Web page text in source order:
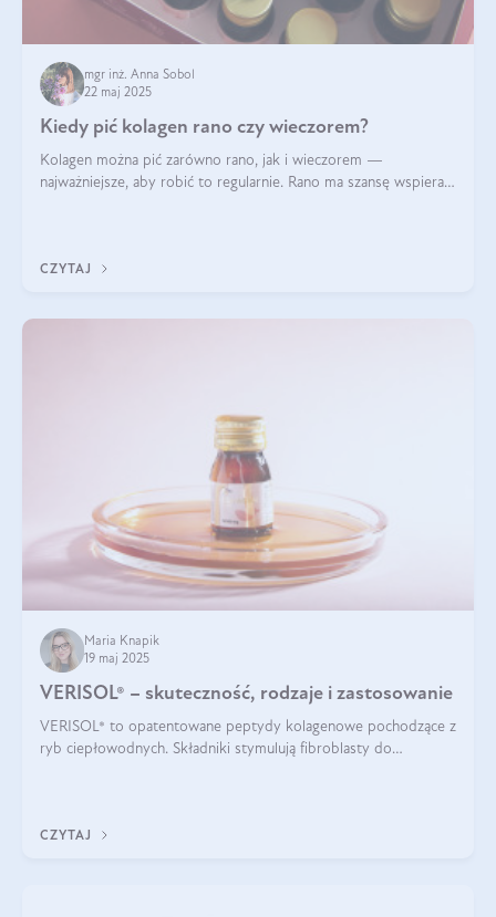
mgr inż. Anna Sobol
22 maj 2025
Kiedy pić kolagen rano czy wieczorem?
Kolagen można pić zarówno rano, jak i wieczorem —
najważniejsze, aby robić to regularnie. Rano ma szansę wspierać
CZYTAJ
Maria Knapik
19 maj 2025
VERISOL® – skuteczność, rodzaje i zastosowanie
VERISOL® to opatentowane peptydy kolagenowe pochodzące z
ryb ciepłowodnych. Składniki stymulują fibroblasty do
CZYTAJ